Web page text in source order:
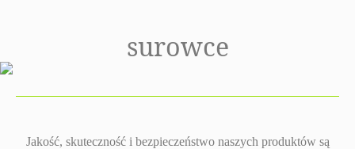
surowce
Jakość, skuteczność i bezpieczeństwo naszych produktów są